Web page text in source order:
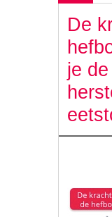
De
je